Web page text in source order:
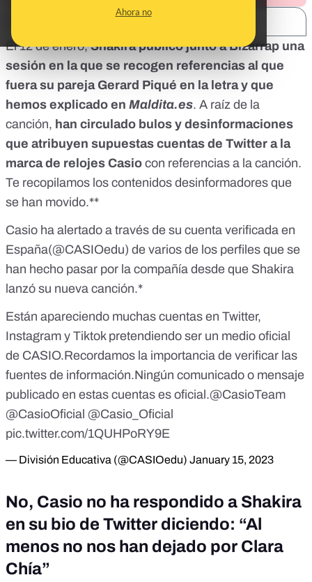
Ahora no
El 12 de enero,Shakira publicó junto a Bizarrap una
sesión en la que se recogen referencias al que
fuera su pareja Gerard Piqué en la letray que
hemos explicado en Maldita.es. A raíz de la
canción, han circulado bulos y desinformaciones
que atribuyen supuestas cuentas de Twitter a la
marca de relojes Casio con referencias a la canción.
Te recopilamos los contenidos desinformadores que
se han movido.**
Casio ha alertado a través de su cuenta verificada en
España(@CASIOedu) de varios de los perfiles que se
han hecho pasar por la compañía desde que Shakira
lanzó su nueva canción.*
Están apareciendo muchas cuentas en Twitter,
Instagram y Tiktok pretendiendo ser un medio oficial
de CASIO.Recordamos la importancia de verificar las
fuentes de información.Ningún comunicado o mensaje
publicado en estas cuentas es oficial.@CasioTeam
@CasioOficial @Casio_Oficial
pic.twitter.com/1QUHPoRY9E
— División Educativa (@CASIOedu) January 15, 2023
No, Casio no ha respondido a Shakira
en su bio de Twitter diciendo: “Al
menos no nos han dejado por Clara
Chía”